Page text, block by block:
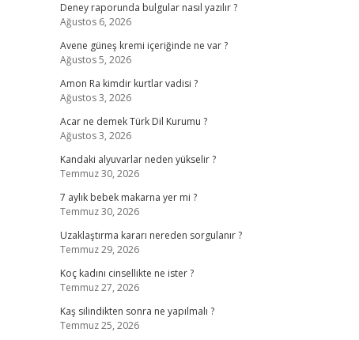
Deney raporunda bulgular nasıl yazılır ?
Ağustos 6, 2026
Avene güneş kremi içeriğinde ne var ?
Ağustos 5, 2026
Amon Ra kimdir kurtlar vadisi ?
Ağustos 3, 2026
Acar ne demek Türk Dil Kurumu ?
Ağustos 3, 2026
Kandaki alyuvarlar neden yükselir ?
Temmuz 30, 2026
7 aylık bebek makarna yer mi ?
Temmuz 30, 2026
Uzaklaştırma kararı nereden sorgulanır ?
Temmuz 29, 2026
Koç kadını cinsellikte ne ister ?
Temmuz 27, 2026
Kaş silindikten sonra ne yapılmalı ?
Temmuz 25, 2026